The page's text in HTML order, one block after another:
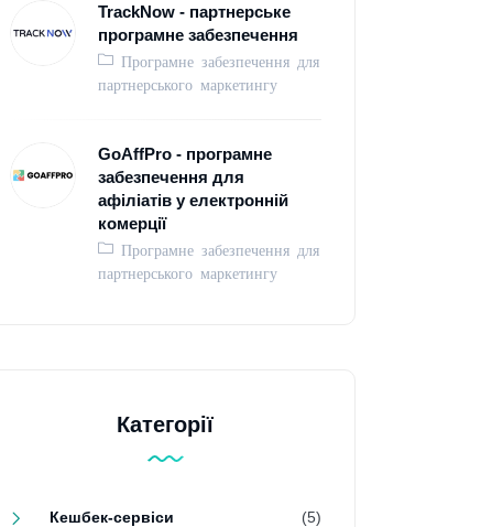
TrackNow - партнерське
програмне забезпечення
Програмне забезпечення для
партнерського маркетингу
GoAffPro - програмне
забезпечення для
афіліатів у електронній
комерції
Програмне забезпечення для
партнерського маркетингу
Категорії
Кешбек-сервіси (5)